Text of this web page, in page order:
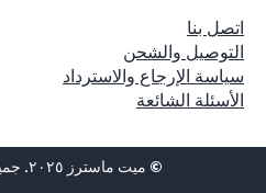
اتصل بنا
التوصيل والشحن
سياسة الإرجاع والاسترداد
الأسئلة الشائعة
© ميت ماسترز ٢٠٢٥. جميع الحقوق محفوظة.